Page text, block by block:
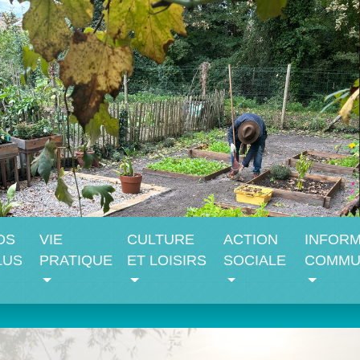
VIE
PRATIQUE
CULTURE
ET LOISIRS
ACTION
SOCIALE